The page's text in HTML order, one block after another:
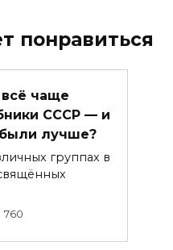
понравиться
чаще
СССР — и
лучше?
группах в
760